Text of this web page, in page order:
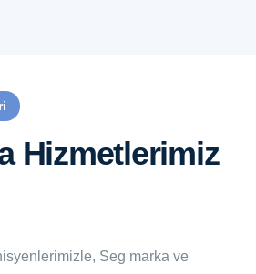
Hizmetlerimiz
Seg marka ve